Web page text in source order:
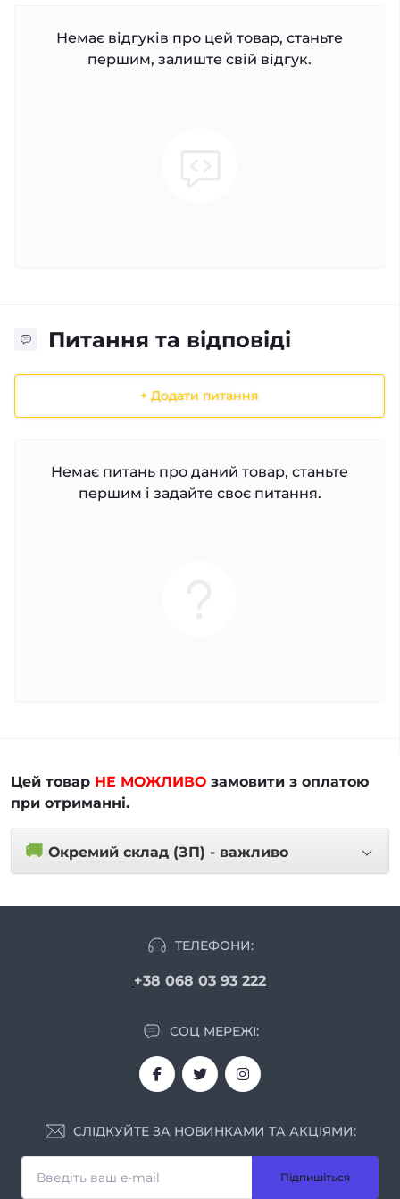
Немає відгуків про цей товар, станьте
першим, залиште свій відгук.
Питання та відповіді
+ Додати питання
Немає питань про даний товар, станьте
першим і задайте своє питання.
Цей товар НЕ МОЖЛИВО замовити з оплатою
при отриманні.
🚚 Окремий склад (ЗП) - важливо
ТЕЛЕФОНИ:
+38 068 03 93 222
СОЦ МЕРЕЖІ:
СЛІДКУЙТЕ ЗА НОВИНКАМИ ТА АКЦІЯМИ:
Підпишіться